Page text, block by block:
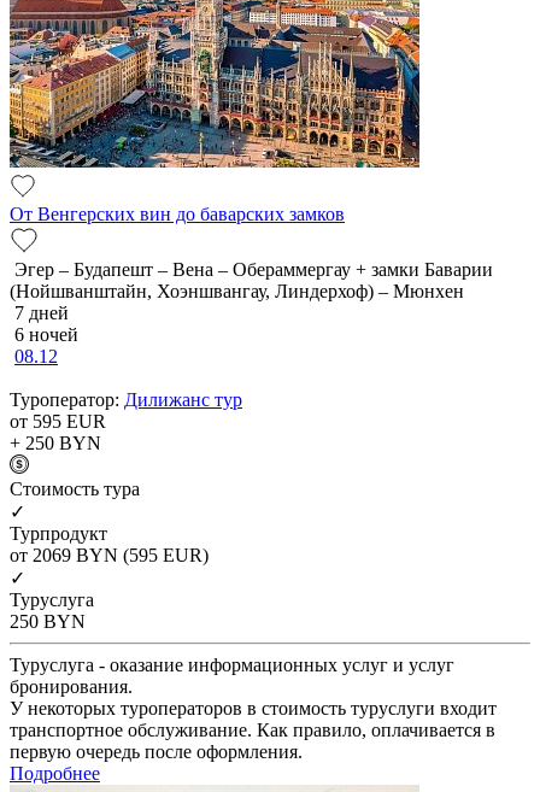
От Венгерских вин до баварских замков
Эгер – Будапешт – Вена – Обераммергау + замки Баварии
(Нойшванштайн, Хоэншвангау, Линдерхоф) – Мюнхен
7 дней
6 ночей
08.12
Туроператор: Дилижанс тур
от 595 EUR
+ 250 BYN
Cтоимость тура
✓
Турпродукт
от 2069 BYN (595 EUR)
✓
Туруслуга
250 BYN
Туруслуга - оказание информационных услуг и услуг
бронирования.
У некоторых туроператоров в стоимость туруслуги входит
транспортное обслуживание. Как правило, оплачивается в
первую очередь после оформления.
Подробнее